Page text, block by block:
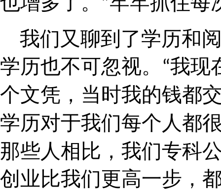
”
我们又聊到了学历和
学历也不可忽视。
“我现
个文凭，当时我的钱都
学历对于我们每个人都
那些人相比，我们专科
创业比我们更高一步，